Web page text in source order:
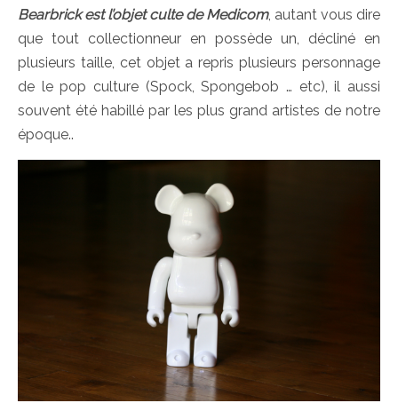
Bearbrick est l’objet culte de Medicom, autant vous dire
que tout collectionneur en possède un, décliné en
plusieurs taille, cet objet a repris plusieurs personnage
de le pop culture (Spock, Spongebob … etc), il aussi
souvent été habillé par les plus grand artistes de notre
époque..